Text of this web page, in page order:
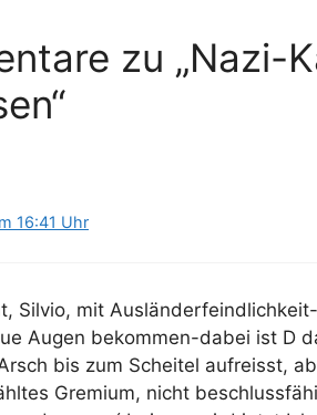
zu „Nazi-
16:41 Uhr
Silvio, mit
Augen bekommen-dabei ist D
bis zum Scheitel aufreisst,
Gremium, nicht